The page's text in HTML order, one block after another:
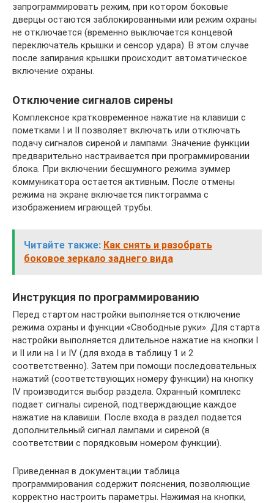
запрограммировать режим, при котором боковые
дверцы остаются заблокированными или режим охраны
не отключается (временно выключается концевой
переключатель крышки и сенсор удара). В этом случае
после запирания крышки происходит автоматическое
включение охраны.
Отключение сигналов сирены
Комплексное кратковременное нажатие на клавиши с
пометками I и II позволяет включать или отключать
подачу сигналов сиреной и лампами. Значение функции
предварительно настраивается при программировании
блока. При включении бесшумного режима зуммер
коммуникатора остается активным. После отмены
режима на экране включается пиктограмма с
изображением играющей трубы.
Читайте также: Как снять и разобрать
боковое зеркало заднего вида
Инструкция по программированию
Перед стартом настройки выполняется отключение
режима охраны и функции «Свободные руки». Для старта
настройки выполняется длительное нажатие на кнопки I
и II или на I и IV (для входа в таблицу 1 и 2
соответственно). Затем при помощи последовательных
нажатий (соответствующих номеру функции) на кнопку
IV производится выбор раздела. Охранный комплекс
подает сигналы сиреной, подтверждающие каждое
нажатие на клавиши. После входа в раздел подается
дополнительный сигнал лампами и сиреной (в
соответствии с порядковым номером функции).
Приведенная в документации таблица
программирования содержит пояснения, позволяющие
корректно настроить параметры. Нажимая на кнопки,